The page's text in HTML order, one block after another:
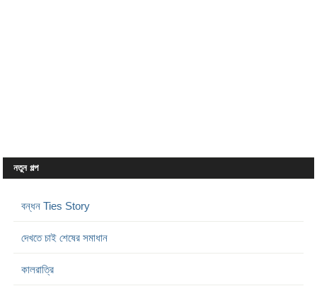
নতুন গল্প
বন্ধন Ties Story
দেখতে চাই শেষের সমাধান
কালরাত্রি